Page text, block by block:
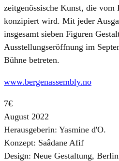
zeitgenössische Kunst, die
konzipiert wird. Mit jeder
insgesamt sieben Figuren
Ausstellungseröffnung im
Bühne betreten.
www.bergenassembly.no
7€
August 2022
Herausgeberin: Yasmine d'O.
Konzept: Saâdane Afif
Design: Neue Gestaltung, Berlin